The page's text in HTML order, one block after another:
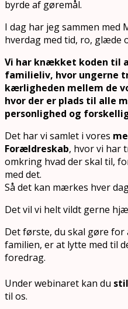
byrde af gøremål.
I dag har jeg sammen med
hverdag med tid, ro,
Vi har knækket koden til
familieliv, hvor ungerne
kærligheden mellem de
hvor der er plads til alle
personlighed og
Det har vi samlet i vores
Forældreskab, hvor vi har
omkring hvad der skal til,
med det.
Så det kan mærkes hver
Det vil vi helt vildt gerne
Det første, du skal gøre for
familien, er at lytte med til
foredrag.
Under webinaret kan du
til os.